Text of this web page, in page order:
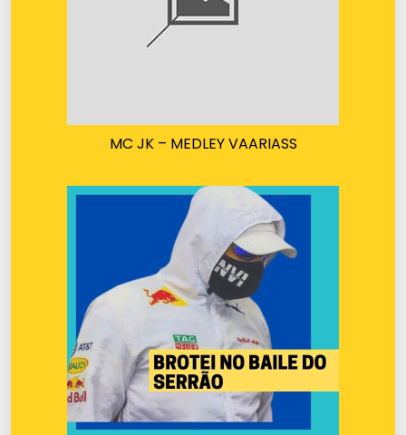
MC JK – MEDLEY VAARIASS